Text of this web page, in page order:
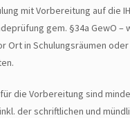
mit Vorbereitung auf die
gem. §34a GewO –
Ort in Schulungsräumen oder
die Vorbereitung sind
der schriftlichen und